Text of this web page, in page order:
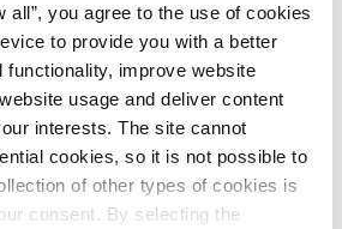
all”, you agree to the use of cookies
to provide you with a better
functionality, improve website
usage and deliver content
interests. The site cannot
cookies, so it is not possible to
of other types of cookies is
consent. By selecting the
giltnicht, wenn:
über eine Website buchen,
die Unterkunftsart vor der
zeigt.